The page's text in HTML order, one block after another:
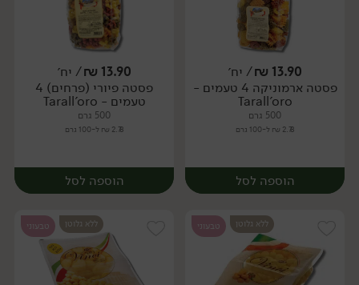
יח׳ יח׳
13.90
₪/ יח׳
פסטה ארמוניקה 4 טעמים -
Tarall'oro
500 גרם
2.78 ₪ ל-100 גרם
הוספה לסל
13.90
₪/ יח׳
פסטה פיורי (פרחים) 4
טעמים - Tarall'oro
500 גרם
2.78 ₪ ל-100 גרם
הוספה לסל
ללא גלוטן טבעוני ללא גלוטן טבעוני